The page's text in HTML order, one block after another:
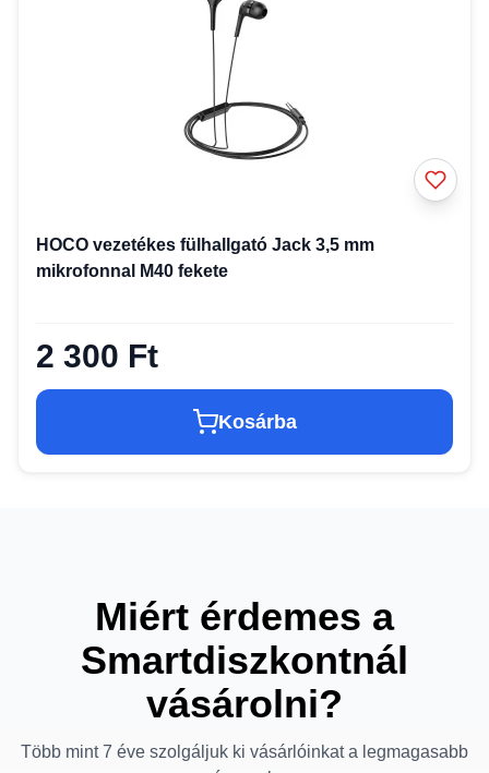
HOCO vezetékes fülhallgató Jack 3,5 mm
mikrofonnal M40 fekete
2 300 Ft
Kosárba
Miért érdemes a
Smartdiszkontnál
vásárolni?
Több mint 7 éve szolgáljuk ki vásárlóinkat a legmagasabb